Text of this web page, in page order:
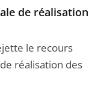
de réalisation
le recours
réalisation des